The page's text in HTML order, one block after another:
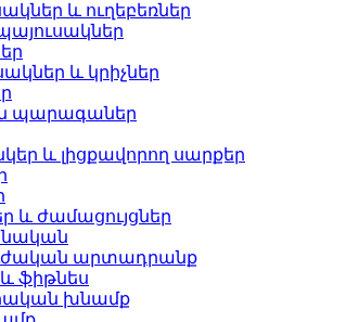
և ուղեբեռներ
և կրիչներ
պարագաներ
և լիցքավորող սարքեր
և ժամացույցներ
արտադրանք
ֆիթնես
խնամք